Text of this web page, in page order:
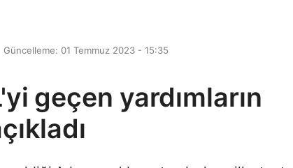
Güncelleme: 01 Temmuz 2023 - 15:35
geçen yardımların